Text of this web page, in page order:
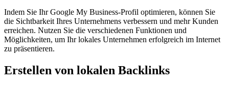
Indem Sie Ihr Google My Business-Profil optimieren, können Sie
die Sichtbarkeit Ihres Unternehmens verbessern und mehr Kunden
erreichen. Nutzen Sie die verschiedenen Funktionen und
Möglichkeiten, um Ihr lokales Unternehmen erfolgreich im Internet
zu präsentieren.
Erstellen von lokalen Backlinks